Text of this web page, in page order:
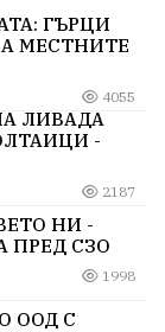
ГЪРЦИ
МЕСТНИТЕ
4055
ЛИВАДА
-
2187
НИ -
ПРЕД СЗО
1998
С